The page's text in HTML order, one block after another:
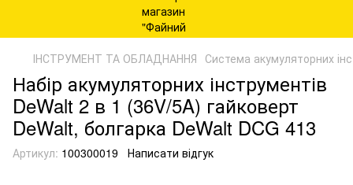
ІНСТРУМЕНТ ТА ОБЛАДНАННЯ Система акумуляторних
Набір акумуляторних інструментів
DeWalt 2 в 1 (36V/5A) гайковерт
DeWalt, болгарка DeWalt DCG 413
Артикул: 100300019 Написати відгук